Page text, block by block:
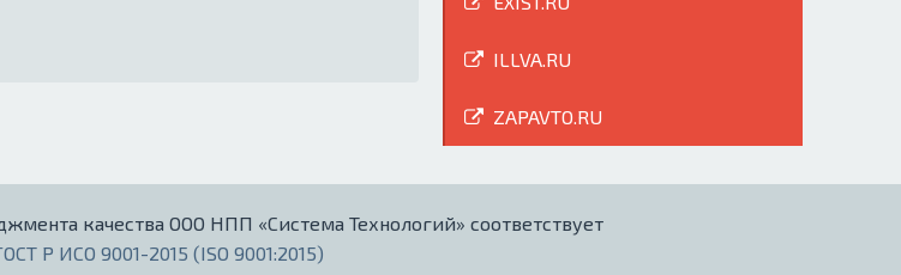
ILLVA.RU
ZAPAVTO.RU
качества ООО НПП «Система Технологий» соответствует
Р ИСО 9001-2015 (ISO 9001:2015)